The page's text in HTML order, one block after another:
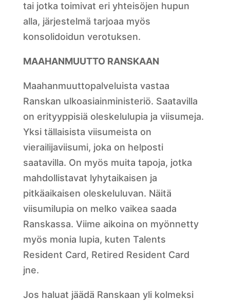
tai jotka toimivat eri yhteisöjen hupun
alla, järjestelmä tarjoaa myös
konsolidoidun verotuksen.
MAAHANMUUTTO RANSKAAN
Maahanmuuttopalveluista vastaa
Ranskan ulkoasiainministeriö. Saatavilla
on erityyppisiä oleskelulupia ja viisumeja.
Yksi tällaisista viisumeista on
vierailijaviisumi, joka on helposti
saatavilla. On myös muita tapoja, jotka
mahdollistavat lyhytaikaisen ja
pitkäaikaisen oleskeluluvan. Näitä
viisumilupia on melko vaikea saada
Ranskassa. Viime aikoina on myönnetty
myös monia lupia, kuten Talents
Resident Card, Retired Resident Card
jne.
Jos haluat jäädä Ranskaan yli kolmeksi